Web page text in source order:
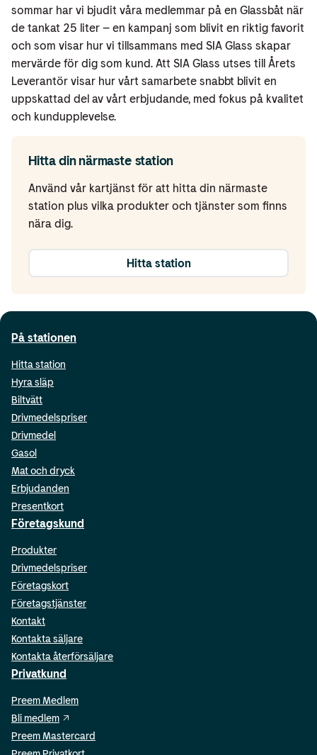
sommar har vi bjudit våra medlemmar på en Glassbåt när
de tankat 25 liter – en kampanj som blivit en riktig favorit
och som visar hur vi tillsammans med SIA Glass skapar
mervärde för dig som kund. Att SIA Glass utses till Årets
Leverantör visar hur vårt samarbete snabbt blivit en
uppskattad del av vårt erbjudande, med fokus på kvalitet
och kundupplevelse.
Hitta din närmaste station
Använd vår kartjänst för att hitta din närmaste
station plus vilka produkter och tjänster som finns
nära dig.
Hitta station
På stationen
Hitta station
Hyra släp
Biltvätt
Drivmedelspriser
Drivmedel
Gasol
Mat och dryck
Erbjudanden
Presentkort
Företagskund
Produkter
Drivmedelspriser
Företagskort
Företagstjänster
Kontakt
Kontakta säljare
Kontakta återförsäljare
Privatkund
Preem Medlem
Bli medlem
Preem Mastercard